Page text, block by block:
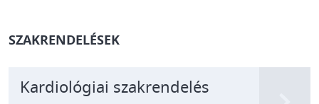
SZAKRENDELÉSEK
Kardiológiai szakrendelés